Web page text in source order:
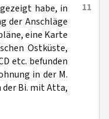
11
habe, in
der Anschläge
eine Karte
Ostküste,
etc. befunden
in der M.
Bi. mit Atta,